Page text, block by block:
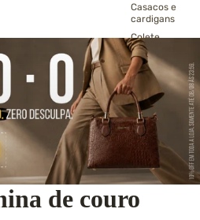
Casacos e
cardigans
Colete
Conjuntos
Jaquetas
Echarpes,
gorros
Polainas
Shorts e saias
→ Ver todas as
roupas
de couro